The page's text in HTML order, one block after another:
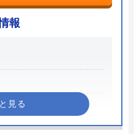
を見る
時間
情報
報
時間修理・施工対応時